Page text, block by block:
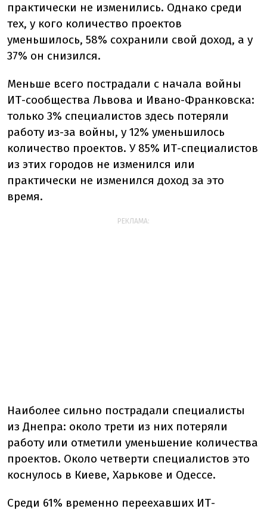
практически не изменились. Однако среди
тех, у кого количество проектов
уменьшилось, 58% сохранили свой доход, а у
37% он снизился.
Меньше всего пострадали с начала войны
ИТ-сообщества Львова и Ивано-Франковска:
только 3% специалистов здесь потеряли
работу из-за войны, у 12% уменьшилось
количество проектов. У 85% ИТ-специалистов
из этих городов не изменился или
практически не изменился доход за это
время.
РЕКЛАМА:
Наиболее сильно пострадали специалисты
из Днепра: около трети из них потеряли
работу или отметили уменьшение количества
проектов. Около четверти специалистов это
коснулось в Киеве, Харькове и Одессе.
Среди 61% временно переехавших ИТ-